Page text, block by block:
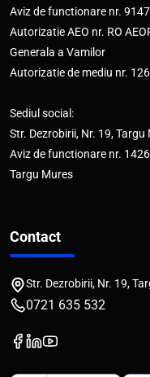
Aviz de functionare nr.
Autorizatie AEO nr. RO
Generala a Vamilor
Autorizatie de mediu nr.
Sediul social:
Str. Dezrobirii, Nr. 19,
Aviz de functionare nr.
Targu Mures
Contact
Str. Dezrobirii, Nr. 19,
0721 635 532